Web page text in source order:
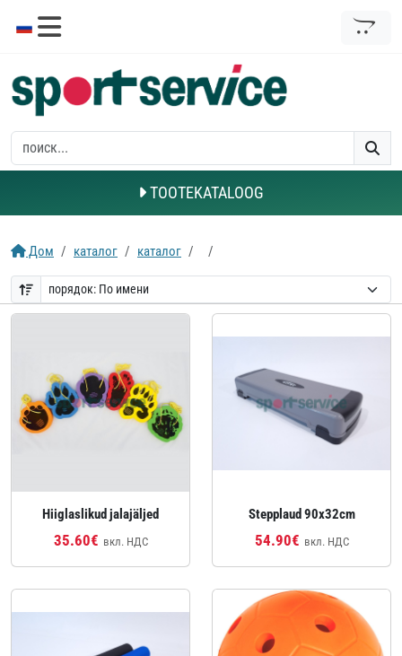
TOOTEKATALOOG
Дом каталог каталог
Hiiglaslikud jalajäljed
35.60€ вкл. НДС
Stepplaud 90x32cm
54.90€ вкл. НДС